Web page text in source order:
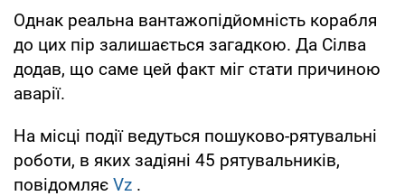
Однак реальна вантажопідйомність корабля
до цих пір залишається загадкою. Да Сілва
додав, що саме цей факт міг стати причиною
аварії.
На місці події ведуться пошуково-рятувальні
роботи, в яких задіяні 45 рятувальників,
повідомляє Vz .